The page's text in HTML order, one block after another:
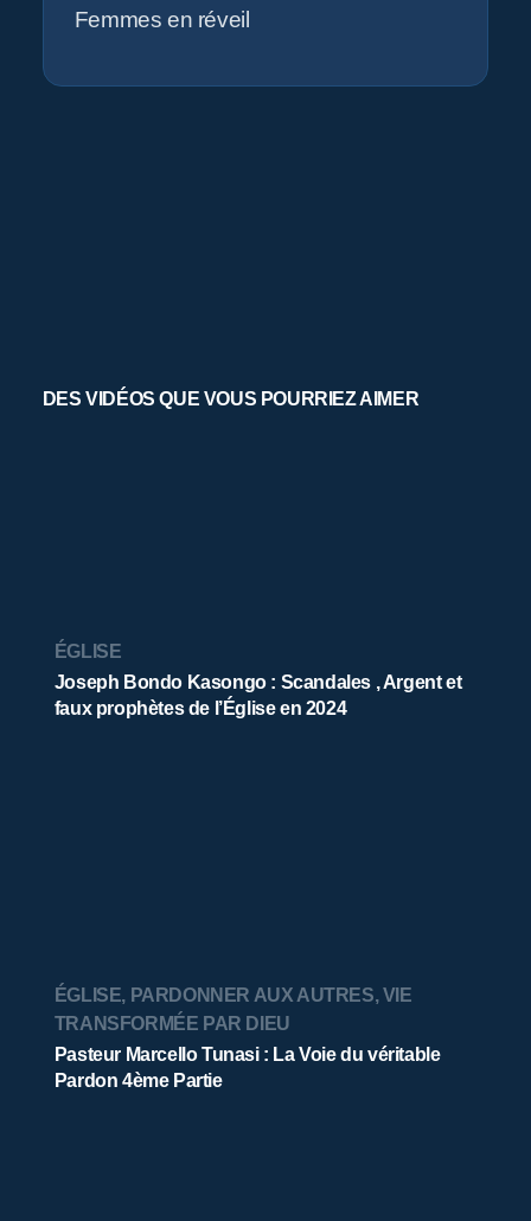
Femmes en réveil
DES VIDÉOS QUE VOUS POURRIEZ AIMER
ÉGLISE
Joseph Bondo Kasongo : Scandales , Argent et
faux prophètes de l’Église en 2024
ÉGLISE, PARDONNER AUX AUTRES,VIE
TRANSFORMÉE PAR DIEU
Pasteur Marcello Tunasi : La Voie du véritable
Pardon 4ème Partie